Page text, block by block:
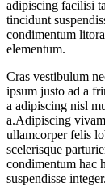
adipiscing facilisi
tincidunt
condimentum
elementum.
Cras vestibulum
ipsum justo ad a
a adipiscing nisl
a.Adipiscing
ullamcorper felis
scelerisque
condimentum hac
suspendisse integer.